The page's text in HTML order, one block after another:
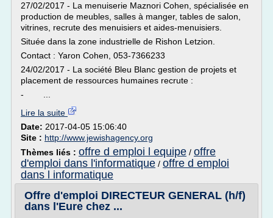
27/02/2017 - La menuiserie Maznori Cohen, spécialisée en
production de meubles, salles à manger, tables de salon,
vitrines, recrute des menuisiers et aides-menuisiers.
Située dans la zone industrielle de Rishon Letzion.
Contact : Yaron Cohen, 053-7366233
24/02/2017 - La société Bleu Blanc gestion de projets et
placement de ressources humaines recrute :
- ...
Lire la suite
Date: 2017-04-05 15:06:40
Site : http://www.jewishagency.org
Thèmes liés : offre d emploi l equipe / offre
d'emploi dans l'informatique / offre d emploi
dans l informatique
Offre d'emploi DIRECTEUR GENERAL (h/f)
dans l'Eure chez ...